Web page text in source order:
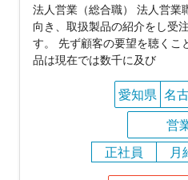
法人営業（総合職） 法人営業
向き、取扱製品の紹介をし受
す。 先ず顧客の要望を聴くこ
品は現在では数千に及び
愛知県 名
営
正社員
月